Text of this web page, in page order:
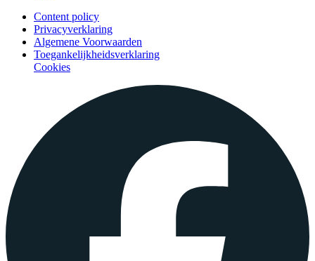
Content policy
Privacyverklaring
Algemene Voorwaarden
Toegankelijkheidsverklaring
Cookies